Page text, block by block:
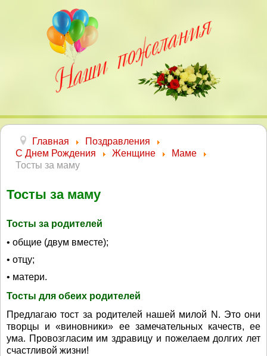
Главная
Поздравления
С Днем Рождения
Женщине
Маме
Тосты за маму
Тосты за маму
Тосты за родителей
• общие (двум вместе);
• отцу;
• матери.
Тосты для обеих родителей
Предлагаю тост за родителей нашей милой N. Это они
творцы и «виновники» ее замечательных качеств, ее
ума. Провозгласим им здравицу и пожелаем долгих лет
счастливой жизни!